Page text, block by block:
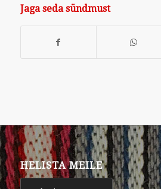
Jaga seda sündmust
HELISTA MEILE